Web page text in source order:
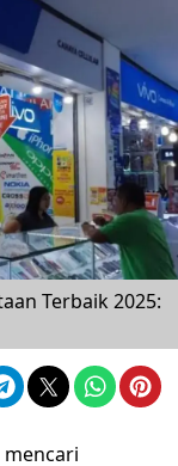
Terbaik 2025:
mencari